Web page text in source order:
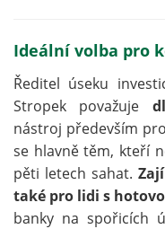
Ideální volba pro
Ředitel úseku
Stropek považuje
nástroj především
se hlavně těm, kteří
pěti letech sahat.
také pro lidi s
banky na spořicích